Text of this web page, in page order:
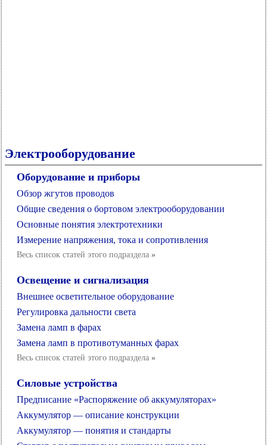
Электрооборудование
Оборудование и приборы
Обзор жгутов проводов
Общие сведения о бортовом электрооборудовании
Основные понятия электротехники
Измерение напряжения, тока и сопротивления
Весь список статей этого подраздела »
Освещение и сигнализация
Внешнее осветительное оборудование
Регулировка дальности света
Замена ламп в фарах
Замена ламп в противотуманных фарах
Весь список статей этого подраздела »
Силовые устройства
Предписание «Распоряжение об аккумуляторах»
Аккумулятор — описание конструкции
Аккумулятор — понятия и стандарты